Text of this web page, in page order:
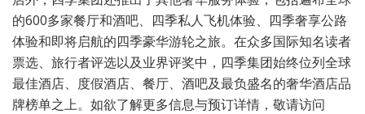
的600多家餐厅和酒吧、四季私人飞机体验、四季奢享公路
体验和即将启航的四季豪华游轮之旅。在众多国际知名读者
票选、旅行者评选以及业界评奖中，四季集团始终位列全球
最佳酒店、度假酒店、餐厅、酒吧及最负盛名的奢华酒店品
牌榜单之上。如欲了解更多信息与预订详情，敬请访问